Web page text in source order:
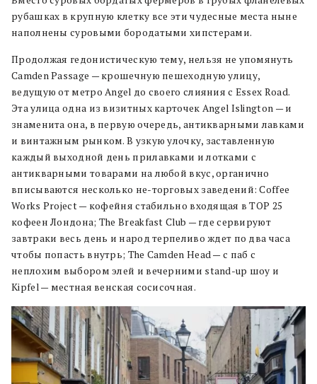
рубашках в крупную клетку все эти чудесные места ныне
наполнены суровыми бородатыми хипстерами.
Продолжая гедонистическую тему, нельзя не упомянуть
Camden Passage — крошечную пешеходную улицу,
ведущую от метро Angel до своего слияния с Essex Road.
Эта улица одна из визитных карточек Angel Islington — и
знаменита она, в первую очередь, антикварными лавками
и винтажным рынком. В узкую улочку, заставленную
каждый выходной день прилавками и лотками с
антикварными товарами на любой вкус, органично
вписываются несколько не-торговых заведений: Coffee
Works Project — кофейня стабильно входящая в TOP 25
кофеен Лондона; The Breakfast Club — где сервируют
завтраки весь день и народ терпеливо ждет по два часа
чтобы попасть внутрь; The Camden Head — с паб с
неплохим выбором элей и вечерними stand-up шоу и
Kipfel — местная венская сосисочная.